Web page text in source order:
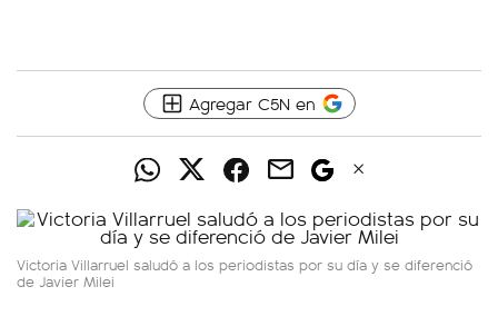
Agregar C5N en
Victoria Villarruel saludó a los periodistas por su día y se diferenció
de Javier Milei